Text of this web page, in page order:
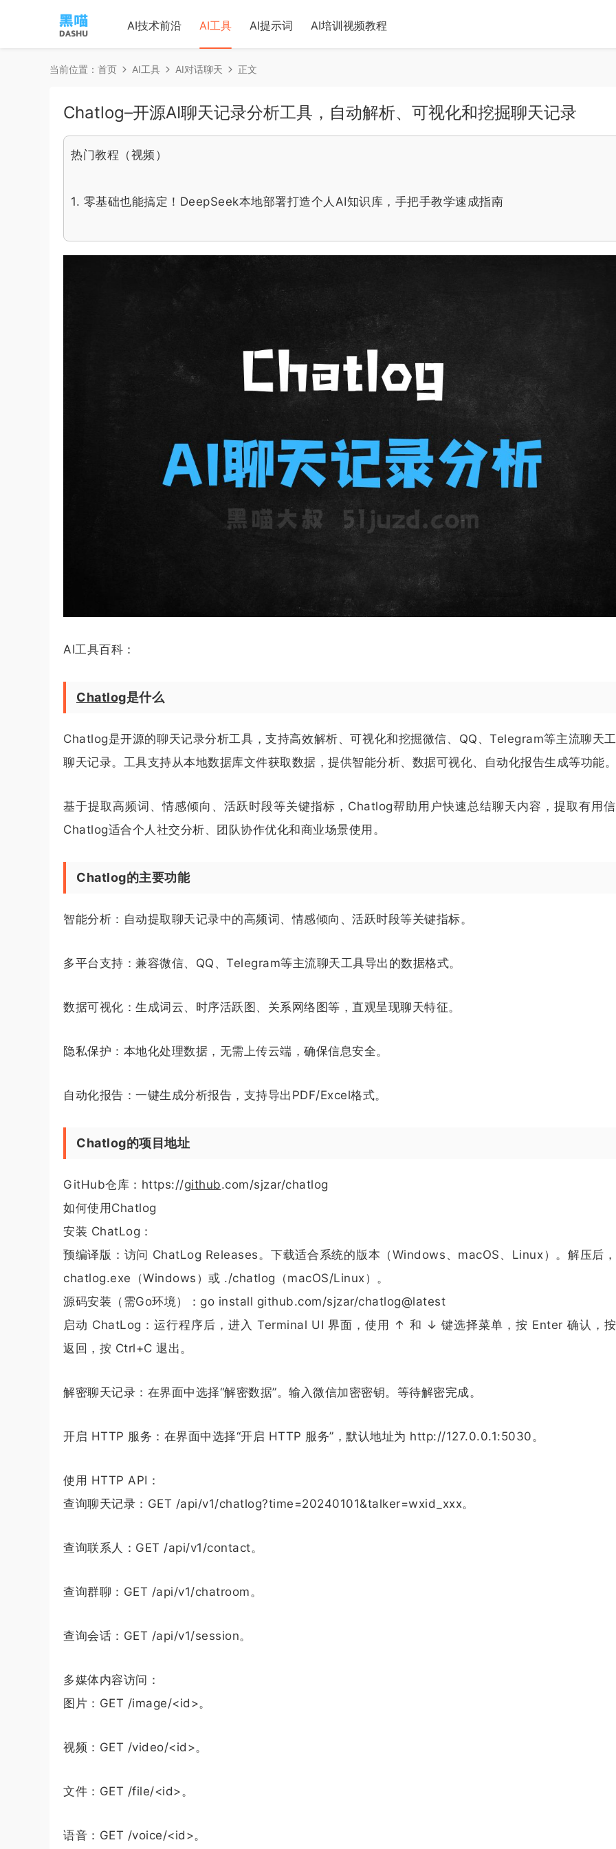
AI技术前沿 AI工具 AI提示词 AI培训视频教程
当前位置： 首页 AI工具 AI对话聊天 正文
Chatlog–开源AI聊天记录分析工具，自动解析、可视化和挖掘聊天记录
热门教程（视频）
1. 零基础也能搞定！DeepSeek本地部署打造个人AI知识库，手把手教学速成指南
AI工具百科：
Chatlog是什么
Chatlog是开源的聊天记录分析工具，支持高效解析、可视化和挖掘微信、QQ、Telegram等主流聊天
聊天记录。工具支持从本地数据库文件获取数据，提供智能分析、数据可视化、自动化报告生成等功能。
基于提取高频词、情感倾向、活跃时段等关键指标，Chatlog帮助用户快速总结聊天内容，提取有用信
Chatlog适合个人社交分析、团队协作优化和商业场景使用。
Chatlog的主要功能
智能分析：自动提取聊天记录中的高频词、情感倾向、活跃时段等关键指标。
多平台支持：兼容微信、QQ、Telegram等主流聊天工具导出的数据格式。
数据可视化：生成词云、时序活跃图、关系网络图等，直观呈现聊天特征。
隐私保护：本地化处理数据，无需上传云端，确保信息安全。
自动化报告：一键生成分析报告，支持导出PDF/Excel格式。
Chatlog的项目地址
GitHub仓库：https://github.com/sjzar/chatlog
如何使用Chatlog
安装 ChatLog：
预编译版：访问 ChatLog Releases。下载适合系统的版本（Windows、macOS、Linux）。解压后
chatlog.exe（Windows）或 ./chatlog（macOS/Linux）。
源码安装（需Go环境）：go install github.com/sjzar/chatlog@latest
启动 ChatLog：运行程序后，进入 Terminal UI 界面，使用 ↑ 和 ↓ 键选择菜单，按 Enter 确认，
返回，按 Ctrl+C 退出。
解密聊天记录：在界面中选择“解密数据”。输入微信加密密钥。等待解密完成。
开启 HTTP 服务：在界面中选择“开启 HTTP 服务”，默认地址为 http://127.0.0.1:5030。
使用 HTTP API：
查询聊天记录：GET /api/v1/chatlog?time=20240101&talker=wxid_xxx。
查询联系人：GET /api/v1/contact。
查询群聊：GET /api/v1/chatroom。
查询会话：GET /api/v1/session。
多媒体内容访问：
图片：GET /image/<id>。
视频：GET /video/<id>。
文件：GET /file/<id>。
语音：GET /voice/<id>。